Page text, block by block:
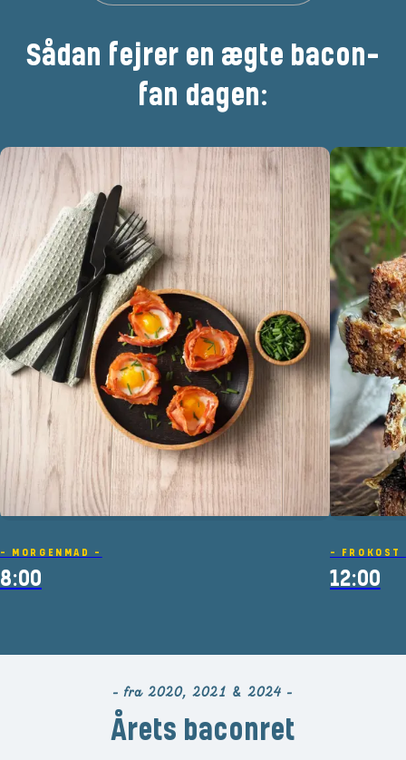
Sådan fejrer en ægte bacon-
fan dagen:
- MORGENMAD -
8:00
-
12:00
- fra 2020, 2021 & 2024 -
Årets baconret